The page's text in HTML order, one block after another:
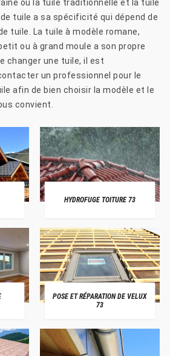
ou la tuile traditionnelle et la tuile
tuile a sa spécificité qui dépend de
tuile. La tuile à modèle romane,
ou à grand moule a son propre
changer une tuile, il est
un professionnel pour le
afin de bien choisir la modèle et le
convient.
HYDROFUGE TOITURE 73
POSE ET RÉPARATION DE VELUX
73